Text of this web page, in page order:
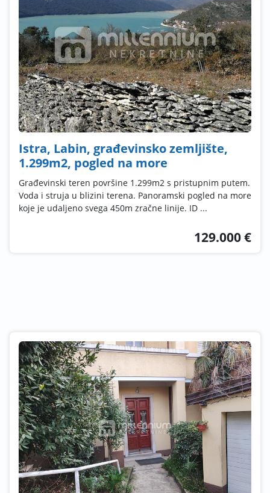
Istra, Labin, građevinsko zemljište,
1.299m2, pogled na more
Građevinski teren površine 1.299m2 s pristupnim putem.
Voda i struja u blizini terena. Panoramski pogled na more
koje je udaljeno svega 450m zračne linije. ID ...
129.000 €